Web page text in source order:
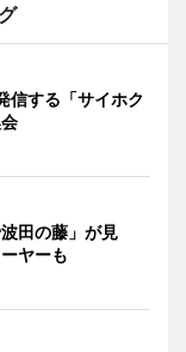
信する「サイホク
田の藤」が見
ヤーも